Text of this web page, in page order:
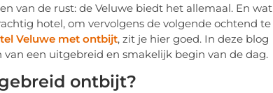
van de rust: de Veluwe biedt het allemaal. En wat
hotel, om vervolgens de volgende ochtend te
Veluwe met ontbijt, zit je hier goed. In deze blog
een uitgebreid en smakelijk begin van de dag.
ontbijt?